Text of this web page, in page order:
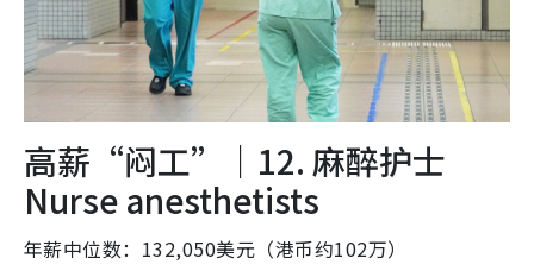
高薪“闷工”｜12. 麻醉护士
Nurse anesthetists
年薪中位数：132,050美元（港币约102万）